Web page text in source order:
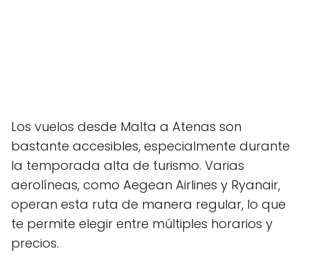
Los vuelos desde Malta a Atenas son
bastante accesibles, especialmente durante
la temporada alta de turismo. Varias
aerolíneas, como Aegean Airlines y Ryanair,
operan esta ruta de manera regular, lo que
te permite elegir entre múltiples horarios y
precios.